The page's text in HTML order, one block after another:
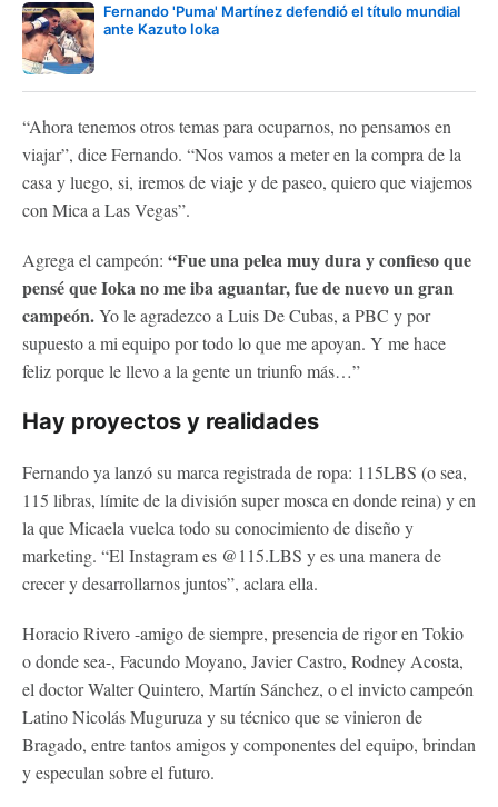
Fernando 'Puma' Martínez defendió el título mundial
ante Kazuto Ioka
“Ahora tenemos otros temas para ocuparnos, no pensamos en
viajar”, dice Fernando. “Nos vamos a meter en la compra de la
casa y luego, si, iremos de viaje y de paseo, quiero que viajemos
con Mica a Las Vegas”.
Agrega el campeón: “Fue una pelea muy dura y confieso que
pensé que Ioka no me iba aguantar, fue de nuevo un gran
campeón.Yo le agradezco a Luis De Cubas, a PBC y por
supuesto a mi equipo por todo lo que me apoyan. Y me hace
feliz porque le llevo a la gente un triunfo más…”
Hay proyectos y realidades
Fernando ya lanzó su marca registrada de ropa: 115LBS (o sea,
115 libras, límite de la división super mosca en donde reina) y en
la que Micaela vuelca todo su conocimiento de diseño y
marketing. “El Instagram es @115.LBS y es una manera de
crecer y desarrollarnos juntos”, aclara ella.
Horacio Rivero -amigo de siempre, presencia de rigor en Tokio
o donde sea-, Facundo Moyano, Javier Castro, Rodney Acosta,
el doctor Walter Quintero, Martín Sánchez, o el invicto campeón
Latino Nicolás Muguruza y su técnico que se vinieron de
Bragado, entre tantos amigos y componentes del equipo, brindan
y especulan sobre el futuro.